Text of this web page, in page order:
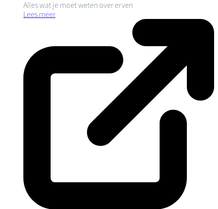
Alles wat je moet weten over erven
Lees meer